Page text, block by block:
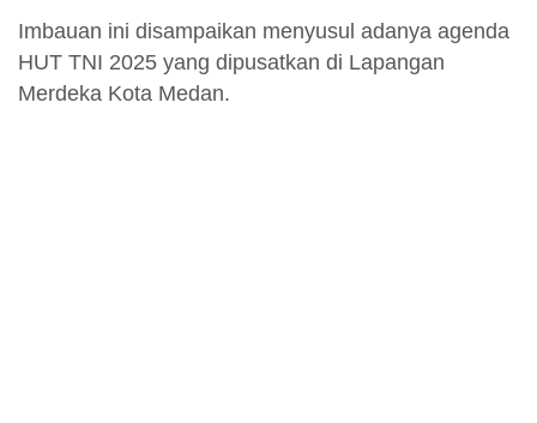
Imbauan ini disampaikan menyusul adanya agenda
HUT TNI 2025 yang dipusatkan di Lapangan
Merdeka Kota Medan.